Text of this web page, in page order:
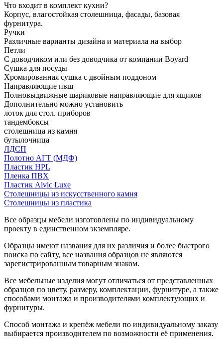
Что входит в комплект кухни?
Корпус, влагостойкая столешница, фасады, базовая
фурнитура.
Ручки
Различные варианты дизайна и материала на выбор
Петли
С доводчиком или без доводчика от компании Boyard
Сушка для посуды
Хромированная сушка с двойным поддоном
Направляющие пвш
Полновыдвижные шариковые направляющие для ящиков
Дополнительно можно установить
лоток для стол. приборов
тандембоксы
столешница из камня
бутылочница
ЛДСП
Полотно АГТ (МДФ)
Пластик HPL
Пленка ПВХ
Пластик Alvic Luxe
Столешницы из искусственного камня
Столешницы из пластика
Все образцы мебели изготовлены по индивидуальному
проекту в единственном экземпляре.
Образцы имеют названия для их различия и более быстрого
поиска по сайту, все названия образцов не являются
зарегистрированным товарным знаком.
Все мебельные изделия могут отличаться от представленных
образцов по цвету, размеру, комплектации, фурнитуре, а также
способами монтажа и производителями комплектующих и
фурнитуры.
Способ монтажа и крепёж мебели по индивидуальному заказу
выбирается производителем по возможности её применения.